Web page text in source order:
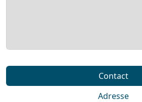
Contact
Adresse